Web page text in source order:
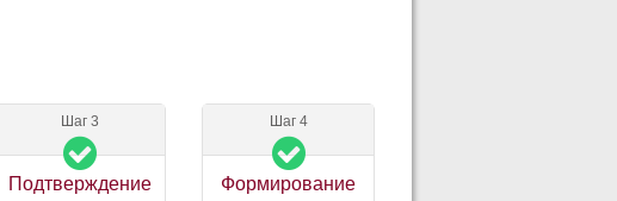
Шаг 3
Подтверждение
Шаг 4
Формирование